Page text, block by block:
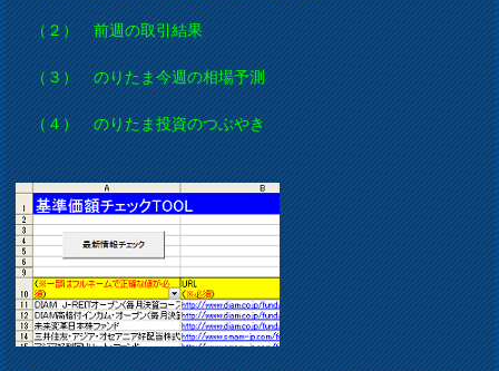
（２） 前週の取引結果
（３） のりたま今週の相場予測
（４） のりたま投資のつぶやき